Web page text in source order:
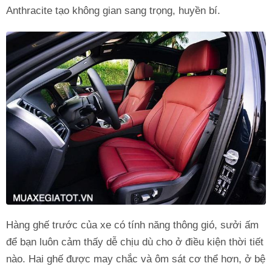
Anthracite tạo không gian sang trọng, huyền bí.
Hàng ghế trước của xe có tính năng thông gió, sưởi ấm
để bạn luôn cảm thấy dễ chịu dù cho ở điều kiện thời tiết
nào. Hai ghế được may chắc và ôm sát cơ thể hơn, ở bệ